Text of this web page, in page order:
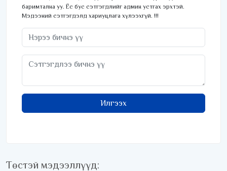
баримтална уу. Ёс бус сэтгэгдлийг админ устгах эрхтэй.
Мэдээний сэтгэгдэлд хариуцлага хүлээхгүй. !!!
Илгээх
Төстэй мэдээллүүд: